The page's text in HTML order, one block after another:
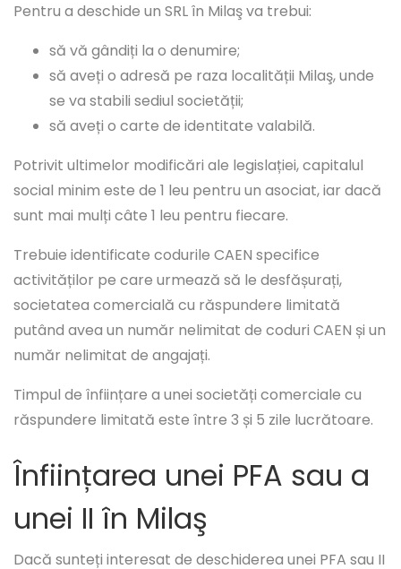
Pentru a deschide un SRL în Milaş va trebui:
să vă gândiți la o denumire;
să aveți o adresă pe raza localității Milaş, unde
se va stabili sediul societății;
să aveți o carte de identitate valabilă.
Potrivit ultimelor modificări ale legislației, capitalul
social minim este de 1 leu pentru un asociat, iar dacă
sunt mai mulți câte 1 leu pentru fiecare.
Trebuie identificate codurile CAEN specifice
activităților pe care urmează să le desfășurați,
societatea comercială cu răspundere limitată
putând avea un număr nelimitat de coduri CAEN și un
număr nelimitat de angajați.
Timpul de înființare a unei societăți comerciale cu
răspundere limitată este între 3 și 5 zile lucrătoare.
Înființarea unei PFA sau a
unei II în Milaş
Dacă sunteți interesat de deschiderea unei PFA sau II